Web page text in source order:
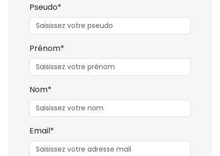
Pseudo*
Prénom*
Nom*
Email*